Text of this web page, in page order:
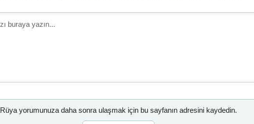
Rüya yorumunuza daha sonra ulaşmak için bu sayfanın adresini kaydedin.